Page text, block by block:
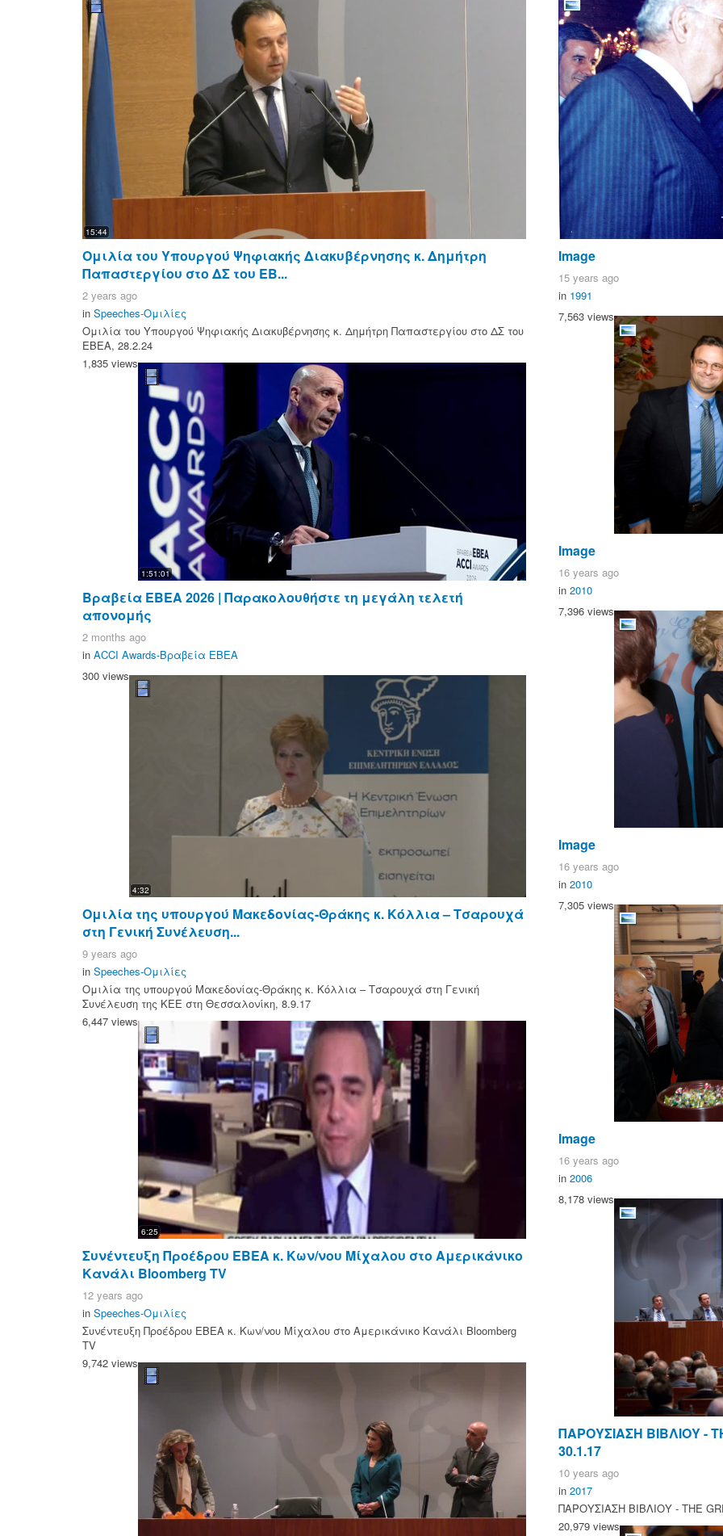
15:44
Ομιλία του Υπουργού Ψηφιακής Διακυβέρνησης κ. Δημήτρη
Παπαστεργίου στο ΔΣ του ΕΒ...
2 years ago
in Speeches-Ομιλίες
Ομιλία του Υπουργού Ψηφιακής Διακυβέρνησης κ. Δημήτρη Παπαστεργίου στο ΔΣ του
ΕΒΕΑ, 28.2.24
1,835 views
1:51:01
Βραβεία ΕΒΕΑ 2026 | Παρακολουθήστε τη μεγάλη τελετή
απονομής
2 months ago
in ACCI Awards-Βραβεία ΕΒΕΑ
300 views
4:32
Ομιλία της υπουργού Μακεδονίας-Θράκης κ. Κόλλια – Τσαρουχά
στη Γενική Συνέλευση...
9 years ago
in Speeches-Ομιλίες
Ομιλία της υπουργού Μακεδονίας-Θράκης κ. Κόλλια – Τσαρουχά στη Γενική
Συνέλευση της ΚΕΕ στη Θεσσαλονίκη, 8.9.17
6,447 views
6:25
Συνέντευξη Προέδρου ΕΒΕΑ κ. Κων/νου Μίχαλου στο Αμερικάνικο
Κανάλι Bloomberg TV
12 years ago
in Speeches-Ομιλίες
Συνέντευξη Προέδρου ΕΒΕΑ κ. Κων/νου Μίχαλου στο Αμερικάνικο Κανάλι Bloomberg
TV
9,742 views
Image
15 years ago
in 1991
7,563 views
Image
16 years ago
in 2010
7,396 views
Image
16 years ago
in 2010
7,305 views
Image
16 years ago
in 2006
8,178 views
ΠΑΡΟΥΣΙΑΣΗ ΒΙΒΛΙΟΥ -
30.1.17
10 years ago
in 2017
ΠΑΡΟΥΣΙΑΣΗ ΒΙΒΛΙΟΥ - ΤΗΕ
20,979 views